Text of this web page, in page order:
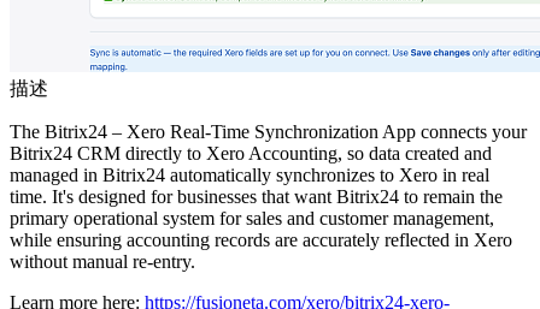
描述
The Bitrix24 – Xero Real-Time Synchronization App connects your
Bitrix24 CRM directly to Xero Accounting, so data created and
managed in Bitrix24 automatically synchronizes to Xero in real
time. It's designed for businesses that want Bitrix24 to remain the
primary operational system for sales and customer management,
while ensuring accounting records are accurately reflected in Xero
without manual re-entry.
Learn more here: https://fusioneta.com/xero/bitrix24-xero-